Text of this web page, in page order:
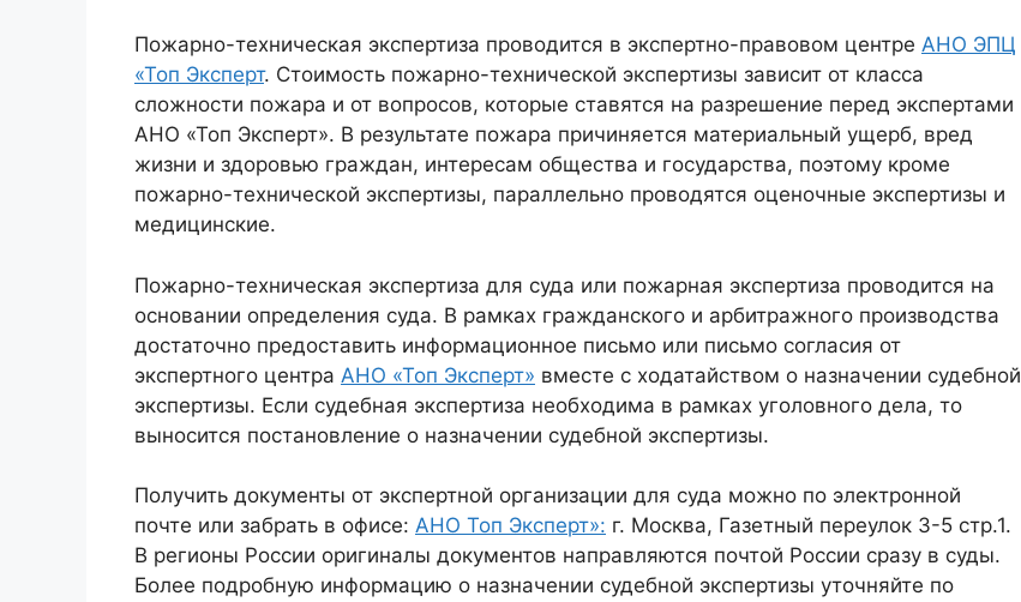
Пожарно-техническая экспертиза проводится в экспертно-правовом центре АНО ЭПЦ
«Топ Эксперт. Стоимость пожарно-технической экспертизы зависит от класса
сложности пожара и от вопросов, которые ставятся на разрешение перед экспертами
АНО «Топ Эксперт». В результате пожара причиняется материальный ущерб, вред
жизни и здоровью граждан, интересам общества и государства, поэтому кроме
пожарно-технической экспертизы, параллельно проводятся оценочные экспертизы и
медицинские.
Пожарно-техническая экспертиза для суда или пожарная экспертиза проводится на
основании определения суда. В рамках гражданского и арбитражного производства
достаточно предоставить информационное письмо или письмо согласия от
экспертного центра АНО «Топ Эксперт» вместе с ходатайством о назначении судебной
экспертизы. Если судебная экспертиза необходима в рамках уголовного дела, то
выносится постановление о назначении судебной экспертизы.
Получить документы от экспертной организации для суда можно по электронной
почте или забрать в офисе: АНО Топ Эксперт»: г. Москва, Газетный переулок 3-5 стр.1.
В регионы России оригиналы документов направляются почтой России сразу в суды.
Более подробную информацию о назначении судебной экспертизы уточняйте по